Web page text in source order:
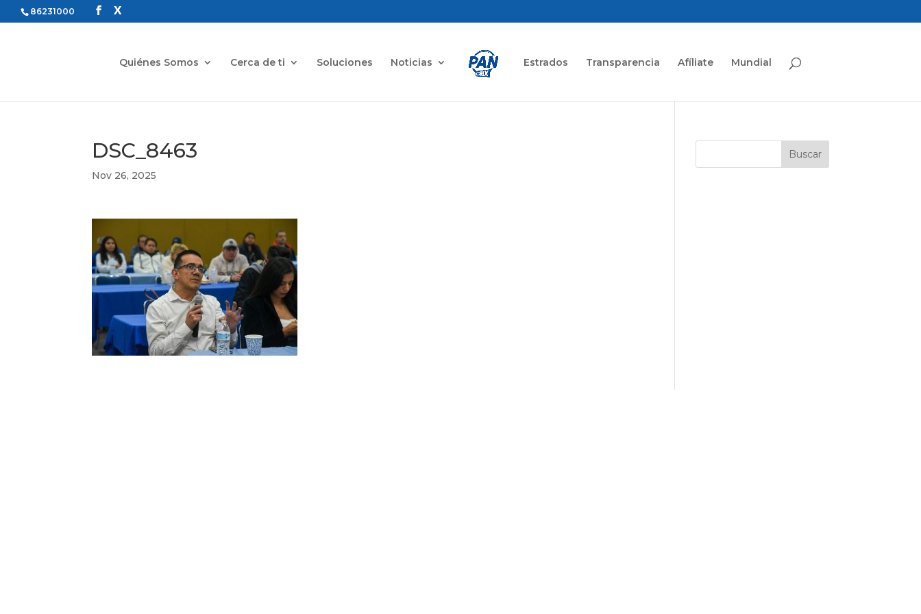
86231000
Quiénes Somos Cerca de ti Soluciones Noticias Estrados Transparencia Afíliate Mundial
DSC_8463
Nov 26, 2025